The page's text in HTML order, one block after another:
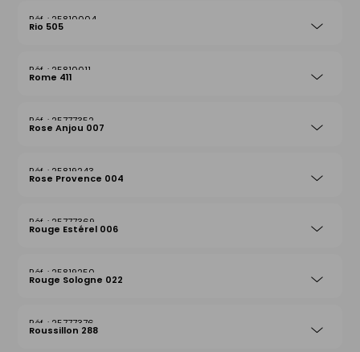
25810004
Rio 505
25810011
Rome 411
25777352
Rose Anjou 007
25819243
Rose Provence 004
25777369
Rouge Estérel 006
25819250
Rouge Sologne 022
25777376
Roussillon 288